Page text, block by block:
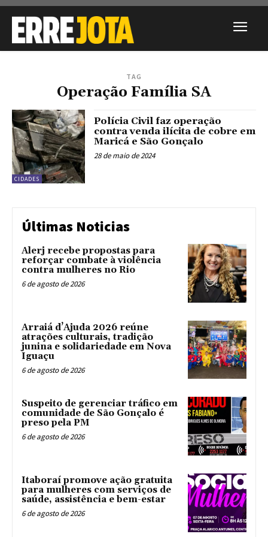
TAG
Operação Família SA
CIDADES
Polícia Civil faz operação
contra venda ilícita de cobre em
Maricá e São Gonçalo
28 de maio de 2024
Últimas Noticias
Alerj recebe propostas para
reforçar combate à violência
contra mulheres no Rio
6 de agosto de 2026
Arraiá d’Ajuda 2026 reúne
atrações culturais, tradição
junina e solidariedade em Nova
Iguaçu
6 de agosto de 2026
Suspeito de gerenciar tráfico em
comunidade de São Gonçalo é
preso pela PM
6 de agosto de 2026
Itaboraí promove ação gratuita
para mulheres com serviços de
saúde, assistência e bem-estar
6 de agosto de 2026